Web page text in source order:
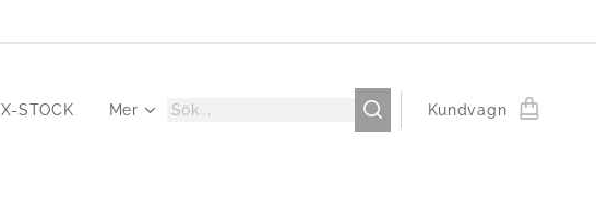
X-STOCK Mer Kundvagn